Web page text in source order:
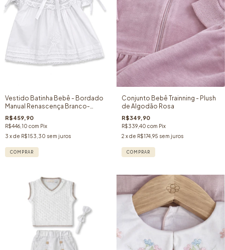
Vestido Batinha Bebê - Bordado
Manual Renascença Branco-
100% Algodão
R$459,90
R$446,10 com Pix
3 x de R$153,30 sem juros
COMPRAR
Conjunto Bebê Trainning - Plush
de Algodão Rosa
R$349,90
R$339,40 com Pix
2 x de R$174,95 sem juros
COMPRAR